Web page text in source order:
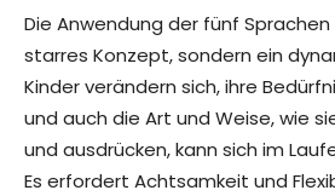
Die Anwendung der fünf Sprachen
starres Konzept, sondern ein
Kinder verändern sich, ihre
und auch die Art und Weise, wie
und ausdrücken, kann sich im
Es erfordert Achtsamkeit und